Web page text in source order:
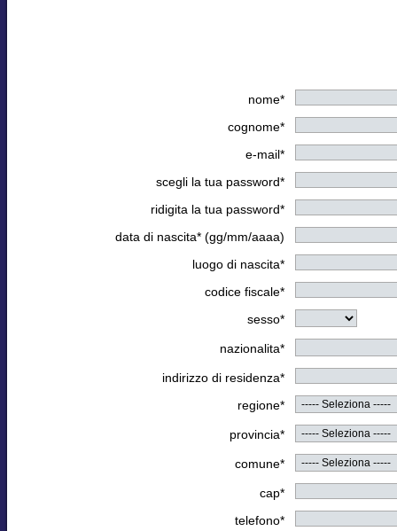
nome*
cognome*
e-mail*
scegli la tua password*
ridigita la tua password*
data di nascita* (gg/mm/aaaa)
luogo di nascita*
codice fiscale*
sesso*
nazionalita*
indirizzo di residenza*
regione*
provincia*
comune*
cap*
telefono*